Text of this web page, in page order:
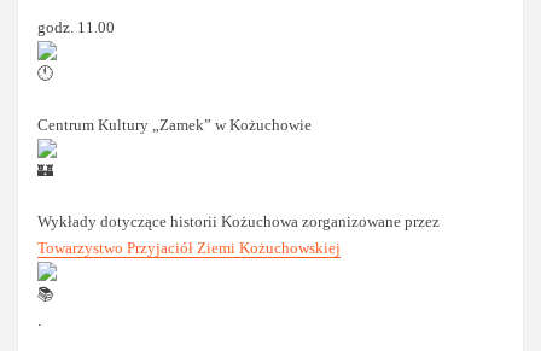
godz. 11.00
Centrum Kultury „Zamek” w Kożuchowie
Wykłady dotyczące historii Kożuchowa zorganizowane przez
Towarzystwo Przyjaciół Ziemi Kożuchowskiej